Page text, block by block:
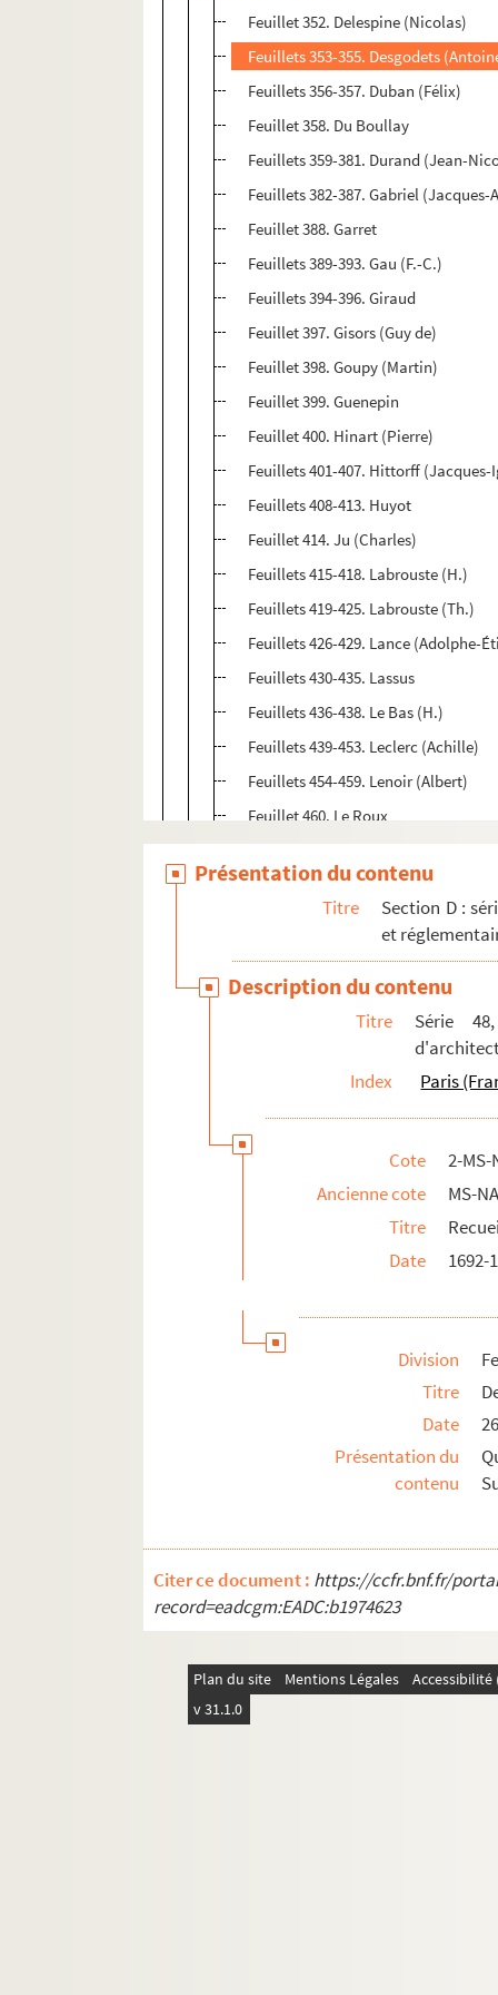
Feuillet 352. Delespine (Nicolas)
Feuillets 353-355. Desgodets
Feuillets 356-357. Duban (Félix)
Feuillet 358. Du Boullay
Feuillets 359-381. Durand (Jean-
Feuillets 382-387. Gabriel (Jacques-
Feuillet 388. Garret
Feuillets 389-393. Gau (F.-C.)
Feuillets 394-396. Giraud
Feuillet 397. Gisors (Guy de)
Feuillet 398. Goupy (Martin)
Feuillet 399. Guenepin
Feuillet 400. Hinart (Pierre)
Feuillets 401-407. Hittorff (Jacques-
Feuillets 408-413. Huyot
Feuillet 414. Ju (Charles)
Feuillets 415-418. Labrouste (H.)
Feuillets 419-425. Labrouste (Th.)
Feuillets 426-429. Lance (Adolphe-
Feuillets 430-435. Lassus
Feuillets 436-438. Le Bas (H.)
Feuillets 439-453. Leclerc (Achille)
Feuillets 454-459. Lenoir (Albert)
Feuillet 460. Le Roux
Feuillet 461. Le Roy (Julien-David)
Feuillets 462-463. Letarouilly
Feuillets 464-467. Mandar
Feuillets 472-480. Molinos
Feuillets 481-483. Percier (Charles)
Feuillets 484-485. Perronet
Feuillets 486-494. Peyre (A.-F.)
Feuillets 495-500. Poncet de La
Feuillets 501-531. Poyet (Bernard)
Feuillets 532-541. Vaudoyer (A.-L.-
Feuillets 542-543. Verniquet
Feuillets 544-545. Viel
4-MS-4502. Notice des architectes
Série 49, Législation et réglementation
Présentation du contenu
Titre
Section D :
et
Description du contenu
Titre
Série
Index
Paris
Cote
2-MS-
Ancienne cote
MS-
Titre
Date
1692-
Division
Titre
Date
Présentation du
contenu
Citer ce document : https://ccfr.bnf.fr/
record=eadcgm:EADC:b1974623
Plan du site Mentions Légales
v 31.1.0